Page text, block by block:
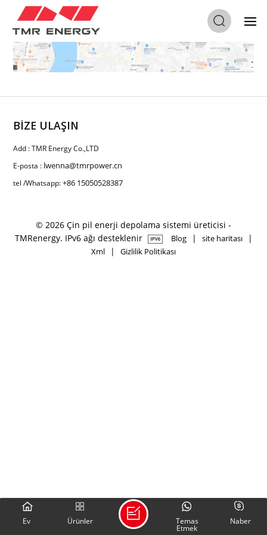
BİZE ULAŞIN
Add : TMR Energy Co.,LTD
E-posta : lwenna@tmrpower.cn
tel /Whatsapp:+86 15050528387
© 2026 Çin pil enerji depolama sistemi üreticisi -
TMRenergy. IPv6 ağı desteklenir
Blog | site haritası |
Xml | Gizlilik Politikası
Ev Ürünler Naber
Temas
Etmek